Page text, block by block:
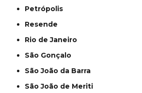
Petrópolis
Resende
Rio de Janeiro
São Gonçalo
São João da Barra
São João de Meriti